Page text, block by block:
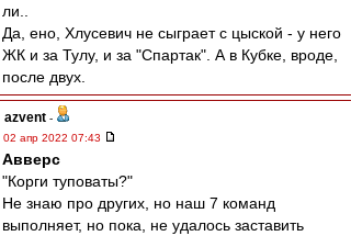
ли..
Да, ено, Хлусевич не сыграет с цыской - у него
ЖК и за Тулу, и за "Спартак". А в Кубке, вроде,
после двух.
azvent -
02 апр 2022 07:43
Авверс
"Корги туповаты?"
Не знаю про других, но наш 7 команд
выполняет, но пока, не удалось заставить